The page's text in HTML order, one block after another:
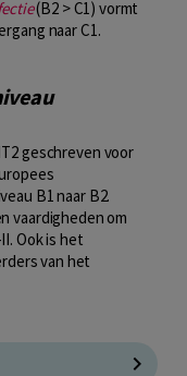
(B2 > C1) vormt
naar C1.
geschreven voor
B1 naar B2.
vaardigheden om
Ook is het
van het